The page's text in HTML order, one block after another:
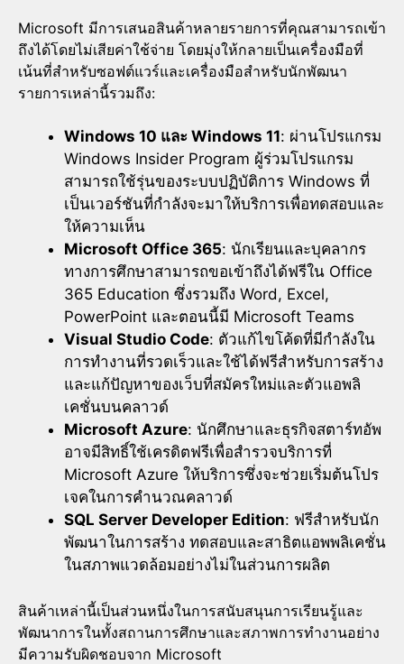
Microsoft มีการเสนอสินค้าหลายรายการที่คุณสามารถเข้า
ถึงได้โดยไม่เสียค่าใช้จ่าย โดยมุ่งให้กลายเป็นเครื่องมือที่
เน้นที่สำหรับซอฟต์แวร์และเครื่องมือสำหรับนักพัฒนา
รายการเหล่านี้รวมถึง:
Windows 10 และ Windows 11: ผ่านโปรแกรม
Windows Insider Program ผู้ร่วมโปรแกรม
สามารถใช้รุ่นของระบบปฏิบัติการ Windows ที่
เป็นเวอร์ชันที่กำลังจะมาให้บริการเพื่อทดสอบและ
ให้ความเห็น
Microsoft Office 365: นักเรียนและบุคลากร
ทางการศึกษาสามารถขอเข้าถึงได้ฟรีใน Office
365 Education ซึ่งรวมถึง Word, Excel,
PowerPoint และตอนนี้มี Microsoft Teams
Visual Studio Code: ตัวแก้ไขโค้ดที่มีกำลังใน
การทำงานที่รวดเร็วและใช้ได้ฟรีสำหรับการสร้าง
และแก้ปัญหาของเว็บที่สมัครใหม่และตัวแอพลิ
เคชั่นบนคลาวด์
Microsoft Azure: นักศึกษาและธุรกิจสตาร์ทอัพ
อาจมีสิทธิ์ใช้เครดิตฟรีเพื่อสำรวจบริการที่
Microsoft Azure ให้บริการซึ่งจะช่วยเริ่มต้นโปร
เจคในการคำนวณคลาวด์
SQL Server Developer Edition: ฟรีสำหรับนัก
พัฒนาในการสร้าง ทดสอบและสาธิตแอพพลิเคชั่น
ในสภาพแวดล้อมอย่างไม่ในส่วนการผลิต
สินค้าเหล่านี้เป็นส่วนหนึ่งในการสนับสนุนการเรียนรู้และ
พัฒนาการในทั้งสถานการศึกษาและสภาพการทำงานอย่าง
มีความรับผิดชอบจาก Microsoft